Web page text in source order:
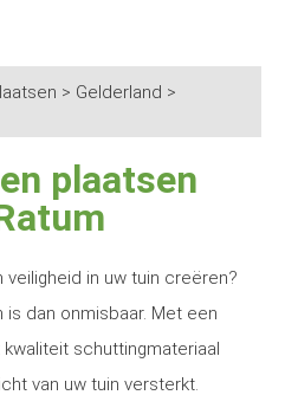
> Gelderland >
plaatsen
in uw tuin creëren?
dan onmisbaar. Met een
schuttingmateriaal
van uw tuin versterkt.